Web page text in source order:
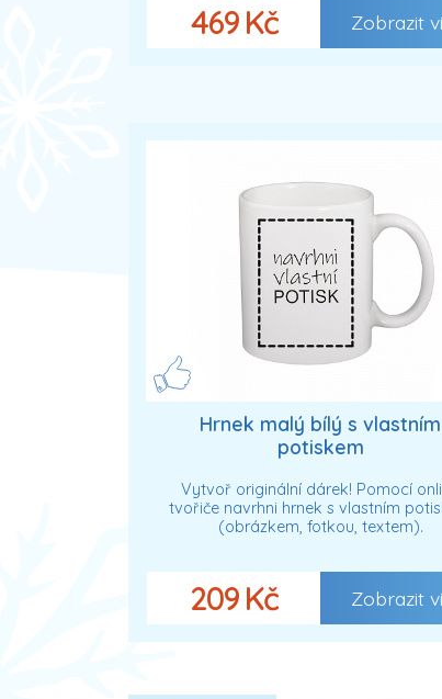
469 Kč Zobrazit
Hrnek malý bílý s vlastním
potiskem
Vytvoř originální dárek! Pomocí
tvořiče navrhni hrnek s vlastním
(obrázkem, fotkou, textem).
209 Kč Zobrazit